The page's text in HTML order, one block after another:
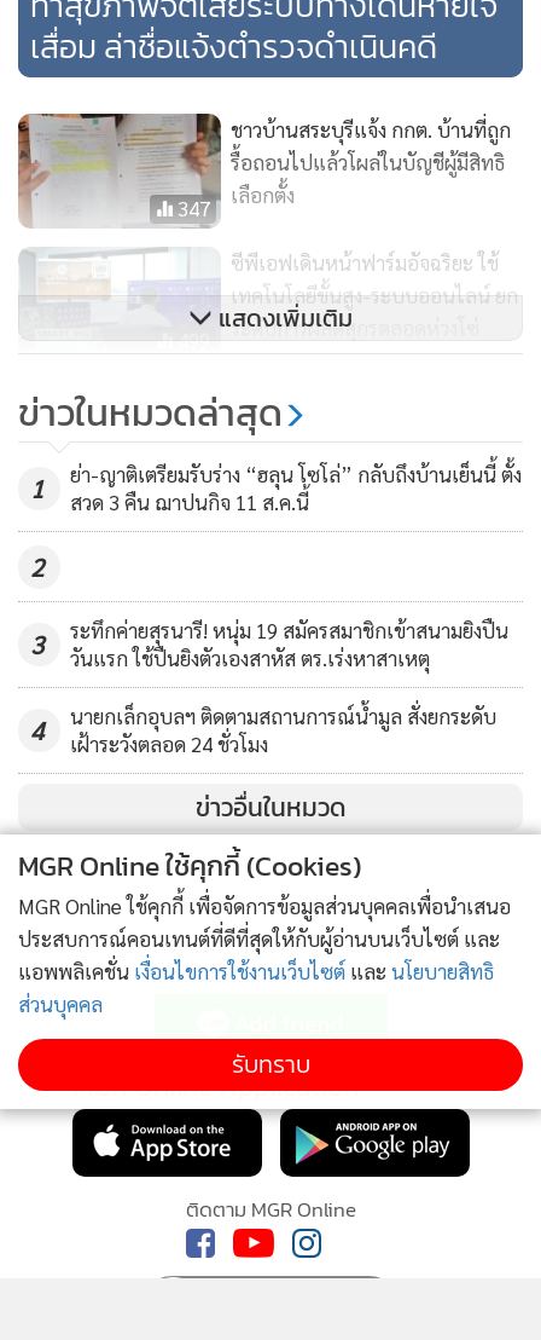
อย่างไรก็ตาม สำหรับการจัดตั้งฟาร์มเลี้ยงหมู โดยมีบริษัทเอกชน
เข้ามาส่งเสริมชาวบ้านดังกล่าว มีรายงานว่า มีการประชุมกลุ่ม
ย่อยในช่วงโควิด-19 เกษตรกรที่เข้าร่วมโครงการส่วนใหญ่นำ
ฟาร์ม จำนวนหมู 1,500 ตัว โดยเอกชนดำเนินการให้ในส่วนของ
โครงสร้างต่างๆ เช่น วัสดุอุปกรณ์ในการสร้างฟาร์มหมู ลูกหมู
อาหาร เลี้ยงอายุ 140 วันสามารถจับจำหน่ายให้บริษัทได้
ทั้งนี้ เกษตรกรที่ร่วมโครงการทำสัญญากับบริษัทเอกชน ในฐานะ
“ผู้รับจ้างเลี้ยง” โดยมีสัญญา 3 ปี สำหรับการเลี้ยงหมูบางราย
เป็นการเลี้ยงรุ่นที่ 1 ขณะที่บางรายเลี้ยงในรุ่นที่ 2 ซึ่งเป็นการ
เลี้ยงในขณะที่ระบบการบริหารจัดการในฟาร์มยังไม่เสร็จ
สมบูรณ์ และเกิดกลิ่นเหม็นกระทบชาวบ้าน กระทั่งเกิดการร้อง
เรียนและเรียกร้องให้มีการตรวจสอบในครั้งนี้
เสื่อม ล่าชื่อแจ้งตำรวจดำเนินคดี
347
ชาวบ้านสระบุรีแจ้ง กกต. บ้านที่ถูก
รื้อถอนไปแล้วโผล่ในบัญชีผู้มีสิทธิ
เลือกตั้ง
499
ซีพีเอฟเดินหน้าฟาร์มอัจฉริยะ ใช้
เทคโนโลยีขั้นสูง-ระบบออนไลน์ ยก
ระดับการผลิตสุกรตลอดห่วงโซ่
แสดงเพิ่มเติม
ข่าวในหมวดล่าสุด
1
ย่า-ญาติเตรียมรับร่าง “ฮลุน โซโล่” กลับถึงบ้านเย็นนี้ ตั้ง
สวด 3 คืน ฌาปนกิจ 11 ส.ค.นี้
2
3
ระทึกค่ายสุรนารี! หนุ่ม 19 สมัครสมาชิกเข้าสนามยิงปืน
วันแรก ใช้ปืนยิงตัวเองสาหัส ตร.เร่งหาสาเหตุ
4
นายกเล็กอุบลฯ ติดตามสถานการณ์น้ำมูล สั่งยกระดับ
เฝ้าระวังตลอด 24 ชั่วโมง
ข่าวอื่นในหมวด
ติดตามข่าวสารผ่านทาง LINE
MGR Online Application
ติดตาม MGR Online
MGR Online ใช้คุกกี้ (Cookies)
MGR Online ใช้คุกกี้ เพื่อจัดการข้อมูลส่วนบุคคลเพื่อนำเสนอ
ประสบการณ์คอนเทนต์ที่ดีที่สุดให้กับผู้อ่านบนเว็บไซต์ และ
แอพพลิเคชั่น เงื่อนไขการใช้งานเว็บไซต์ และ นโยบายสิทธิ
ส่วนบุคคล
รับทราบ